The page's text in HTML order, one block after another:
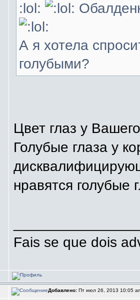
:lol:
А я хотела
голубыми?
Цвет глаз у
Голубые глаза у
нравятся голубые
Fais se que dois
Добавлено: Пт июл 26, 2013 10:05